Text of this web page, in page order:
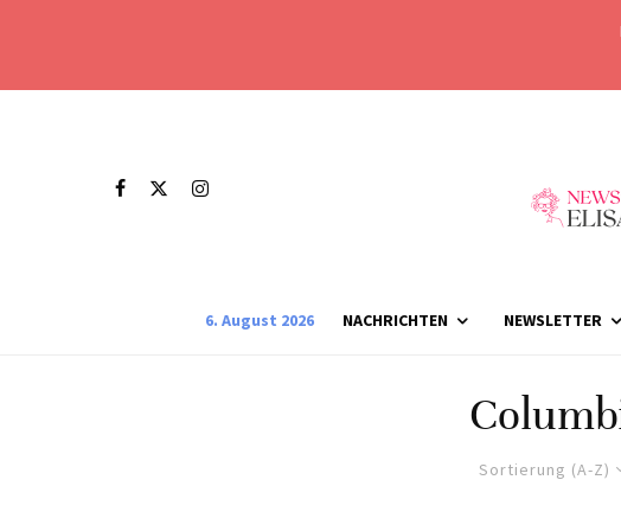
6. August 2026 NACHRICHTEN NEWSLETTER
Sortierung (A-Z)